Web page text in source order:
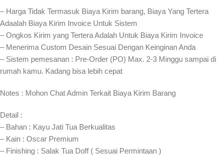
– Harga Tidak Termasuk Biaya Kirim barang, Biaya Yang Tertera
Adaalah Biaya Kirim Invoice Untuk Sistem
– Ongkos Kirim yang Tertera Adalah Untuk Biaya Kirim Invoice
– Menerima Custom Desain Sesuai Dengan Keinginan Anda
– Sistem pemesanan : Pre-Order (PO) Max. 2-3 Minggu sampai di
rumah kamu. Kadang bisa lebih cepat⁣⁣
Notes : Mohon Chat Admin Terkait Biaya Kirim Barang
Detail :
– Bahan : Kayu Jati Tua Berkualitas
– Kain : Oscar Premium
– Finishing : Salak Tua Doff ( Sesuai Permintaan )